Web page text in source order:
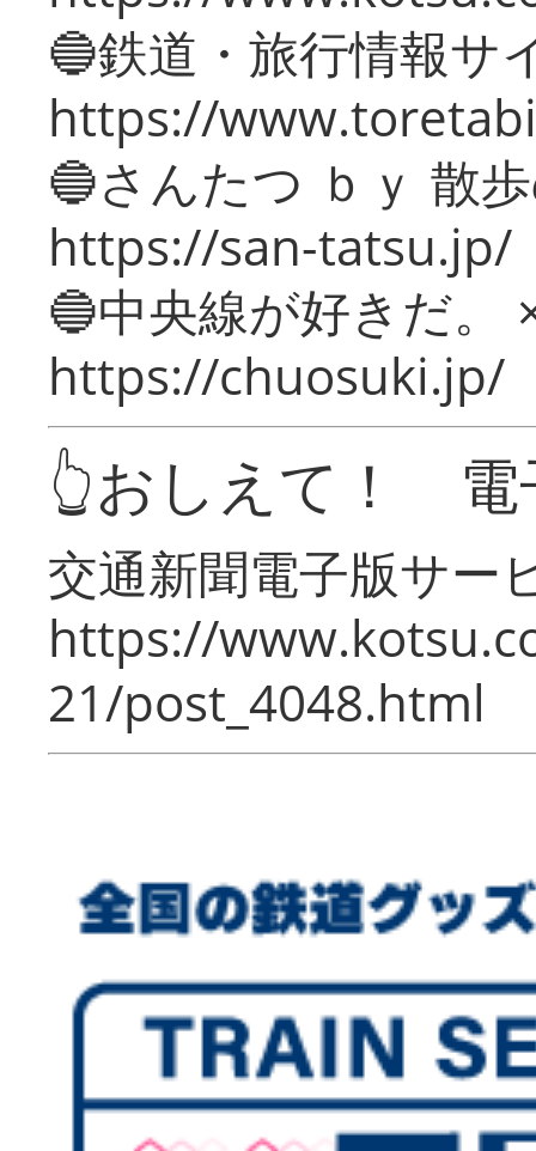
🔵鉄道・旅行情報サ
https://
🔵さんたつ ｂｙ 散
https://san-tatsu.jp/
🔵中央線が好きだ。
https://chuosuki.jp/
👆おしえて！ 電
交通新聞電子版サー
https://
21/post_4048.html